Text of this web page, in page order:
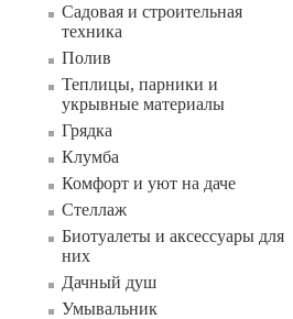
Садовая и строительная
техника
Полив
Теплицы, парники и
укрывные материалы
Грядка
Клумба
Комфорт и уют на даче
Стеллаж
Биотуалеты и аксессуары для
них
Дачный душ
Умывальник